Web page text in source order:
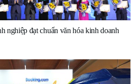
nghiệp đạt chuẩn văn hóa kinh doanh